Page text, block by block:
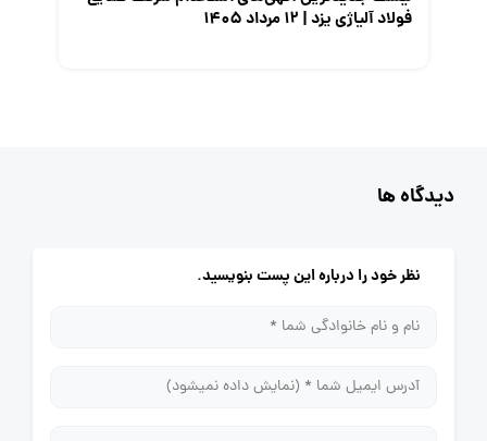
فولاد آلیاژی یزد | ۱۲ مرداد ۱۴۰۵
دیدگاه ها
نظر خود را درباره این پست بنویسید.